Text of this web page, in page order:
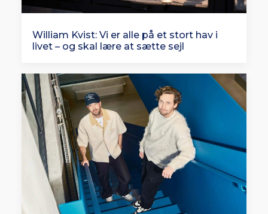
William Kvist: Vi er alle på et stort hav i
livet – og skal lære at sætte sejl